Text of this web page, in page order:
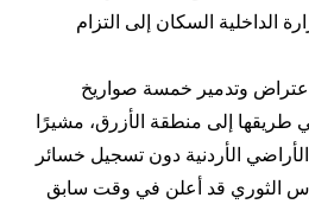
الداخلية السكان إلى التزام
اعتراض وتدمير خمسة صواريخ
إلى منطقة الأزرق، مشيرًا
الأردنية دون تسجيل خسائر
الثوري قد أعلن في وقت سابق